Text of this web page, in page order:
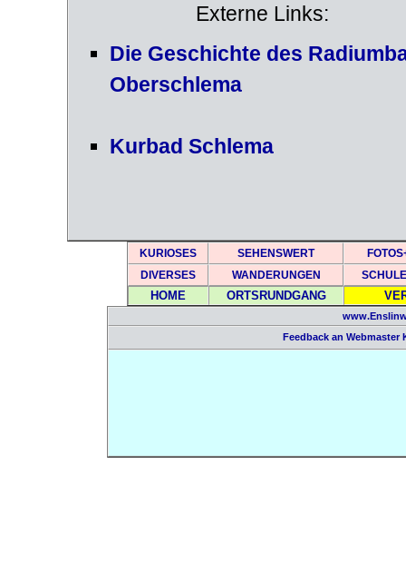
Externe Links:
Die Geschichte des
Oberschlema
Kurbad Schlema
KURIOSES SEHENSWERT
DIVERSES
WANDERUNGEN
HOME ORTSRUNDGANG
Feedback an